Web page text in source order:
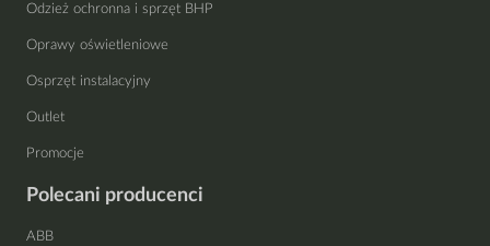
Odzież ochronna i sprzęt BHP
Oprawy oświetleniowe
Osprzęt instalacyjny
Outlet
Promocje
Polecani producenci
ABB